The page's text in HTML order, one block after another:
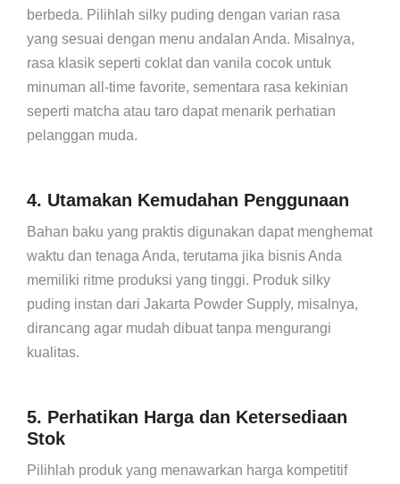
berbeda. Pilihlah silky puding dengan varian rasa
yang sesuai dengan menu andalan Anda. Misalnya,
rasa klasik seperti coklat dan vanila cocok untuk
minuman all-time favorite, sementara rasa kekinian
seperti matcha atau taro dapat menarik perhatian
pelanggan muda.
4. Utamakan Kemudahan Penggunaan
Bahan baku yang praktis digunakan dapat menghemat
waktu dan tenaga Anda, terutama jika bisnis Anda
memiliki ritme produksi yang tinggi. Produk silky
puding instan dari Jakarta Powder Supply, misalnya,
dirancang agar mudah dibuat tanpa mengurangi
kualitas.
5. Perhatikan Harga dan Ketersediaan
Stok
Pilihlah produk yang menawarkan harga kompetitif